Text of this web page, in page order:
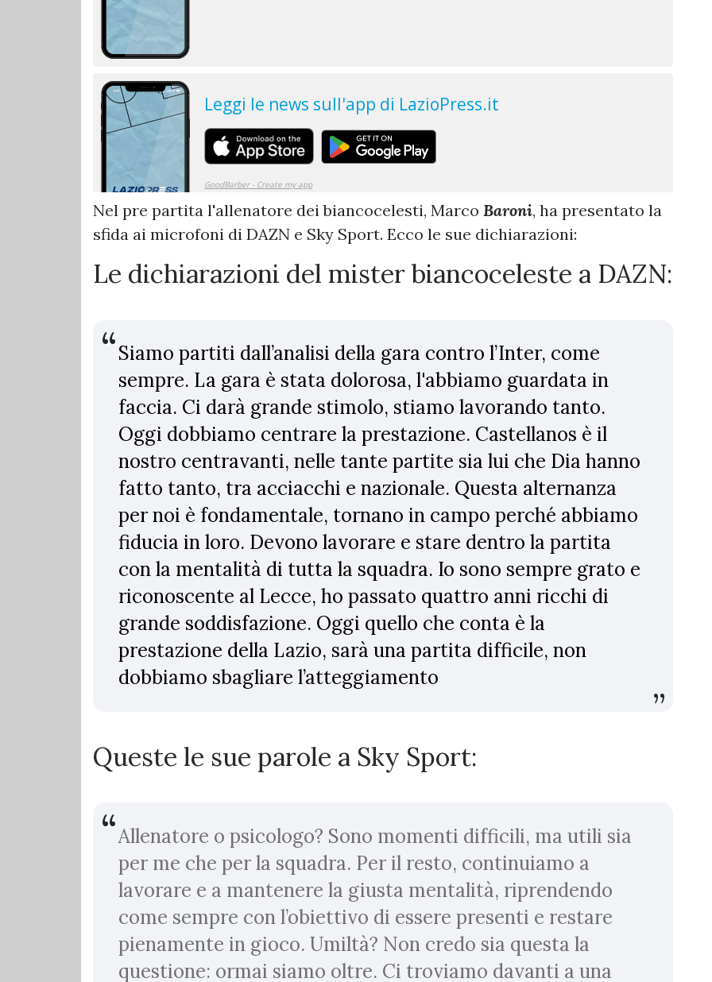
Nel pre partita l'allenatore dei biancocelesti, Marco Baroni, ha presentato la
sfida ai microfoni di DAZN e Sky Sport. Ecco le sue dichiarazioni:
Le dichiarazioni del mister biancoceleste a DAZN:
Siamo partiti dall’analisi della gara contro l’Inter, come
sempre. La gara è stata dolorosa, l'abbiamo guardata in
faccia. Ci darà grande stimolo, stiamo lavorando tanto.
Oggi dobbiamo centrare la prestazione. Castellanos è il
nostro centravanti, nelle tante partite sia lui che Dia hanno
fatto tanto, tra acciacchi e nazionale. Questa alternanza
per noi è fondamentale, tornano in campo perché abbiamo
fiducia in loro. Devono lavorare e stare dentro la partita
con la mentalità di tutta la squadra. Io sono sempre grato e
riconoscente al Lecce, ho passato quattro anni ricchi di
grande soddisfazione. Oggi quello che conta è la
prestazione della Lazio, sarà una partita difficile, non
dobbiamo sbagliare l’atteggiamento
Queste le sue parole a Sky Sport:
Allenatore o psicologo? Sono momenti difficili, ma utili sia
per me che per la squadra. Per il resto, continuiamo a
lavorare e a mantenere la giusta mentalità, riprendendo
come sempre con l’obiettivo di essere presenti e restare
pienamente in gioco. Umiltà? Non credo sia questa la
questione: ormai siamo oltre. Ci troviamo davanti a una